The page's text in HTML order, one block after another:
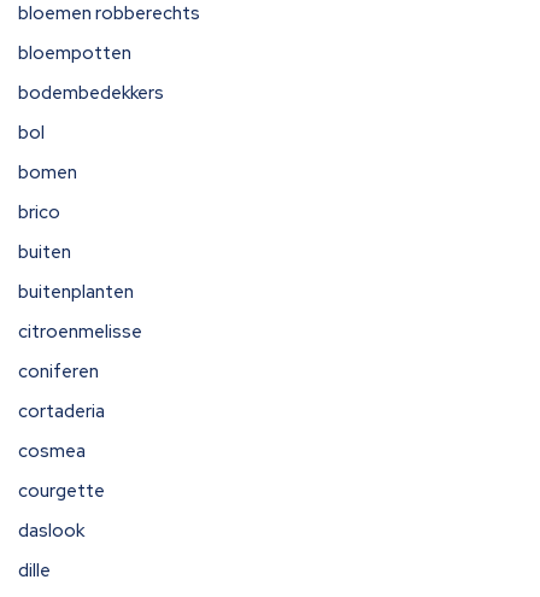
bloemen robberechts
bloempotten
bodembedekkers
bol
bomen
brico
buiten
buitenplanten
citroenmelisse
coniferen
cortaderia
cosmea
courgette
daslook
dille